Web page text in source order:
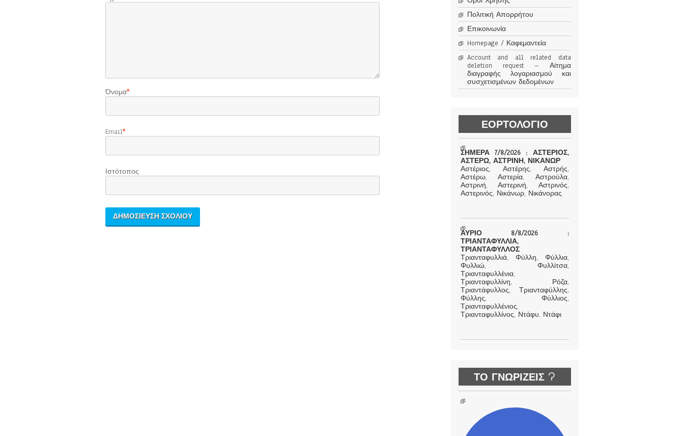
Όνομα*
Email*
Ιστότοπος
Πολιτική Απορρήτου
Επικοινωνία
Homepage / Καφεμαντεία
Account and all related data
deletion request – Αίτημα
διαγραφής λογαριασμού και
συσχετισμένων δεδομένων
ΕΟΡΤΟΛΟΓΙΟ
ΣΗΜΕΡΑ 7/8/2026 : ΑΣΤΕΡΙΟΣ,
ΑΣΤΕΡΩ, ΑΣΤΡΙΝΗ, ΝΙΚΑΝΩΡ
Αστέριος, Αστέρης, Αστρής,
Αστέρω, Αστερία, Αστρούλα,
Αστρινή, Αστερινή, Αστρινός,
Αστερινός, Νικάνωρ, Νικάνορας
ΑΥΡΙΟ 8/8/2026 :
ΤΡΙΑΝΤΑΦΥΛΛΙΑ,
ΤΡΙΑΝΤΑΦΥΛΛΟΣ
Τριανταφυλλιά, Φύλλη, Φύλλια,
Φυλλιώ, Φυλλίτσα,
Τριανταφυλλένια,
Τριανταφυλλίνη, Ρόζα,
Τριαντάφυλλος, Τριανταφύλλης,
Φύλλης, Φύλλιος,
Τριανταφυλλένιος,
Τριανταφυλλίνος, Ντάφυ, Ντάφι
ΤΟ ΓΝΩΡΙΖΕΙΣ ?